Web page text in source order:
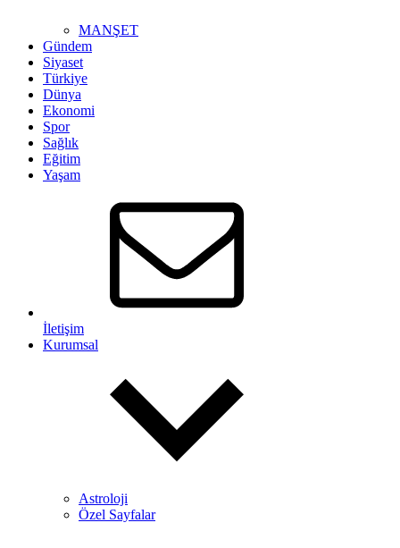
MANŞET
Gündem
Siyaset
Türkiye
Dünya
Ekonomi
Spor
Sağlık
Eğitim
Yaşam
İletişim
Kurumsal
Astroloji
Özel Sayfalar